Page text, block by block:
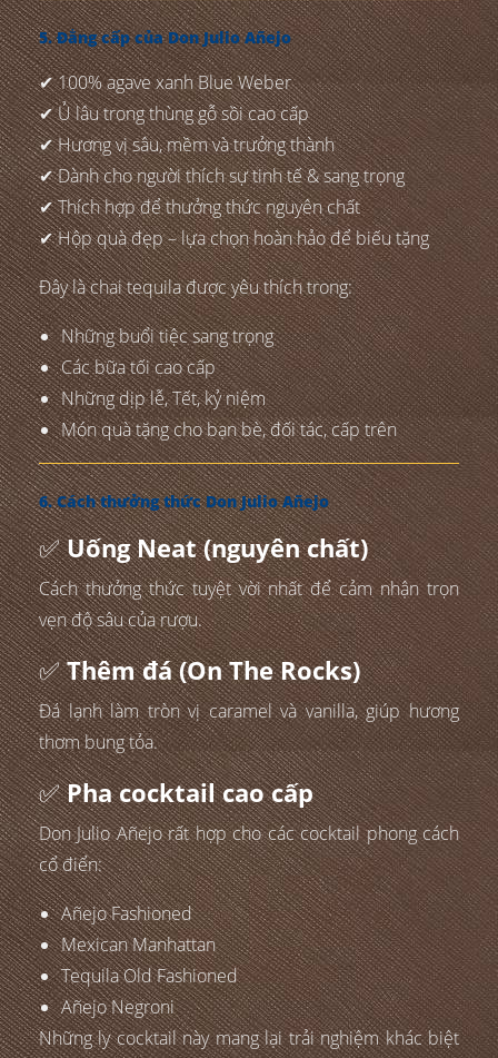
5. Đẳng cấp của Don Julio Añejo
✔ 100% agave xanh Blue Weber
✔ Ủ lâu trong thùng gỗ sồi cao cấp
✔ Hương vị sâu, mềm và trưởng thành
✔ Dành cho người thích sự tinh tế & sang trọng
✔ Thích hợp để thưởng thức nguyên chất
✔ Hộp quà đẹp – lựa chọn hoàn hảo để biếu tặng
Đây là chai tequila được yêu thích trong:
Những buổi tiệc sang trọng
Các bữa tối cao cấp
Những dịp lễ, Tết, kỷ niệm
Món quà tặng cho bạn bè, đối tác, cấp trên
6. Cách thưởng thức Don Julio Añejo
✅Uống Neat (nguyên chất)
Cách thưởng thức tuyệt vời nhất để cảm nhận trọn
vẹn độ sâu của rượu.
✅Thêm đá (On The Rocks)
Đá lạnh làm tròn vị caramel và vanilla, giúp hương
thơm bung tỏa.
✅Pha cocktail cao cấp
Don Julio Añejo rất hợp cho các cocktail phong cách
cổ điển:
Añejo Fashioned
Mexican Manhattan
Tequila Old Fashioned
Añejo Negroni
Những ly cocktail này mang lại trải nghiệm khác biệt